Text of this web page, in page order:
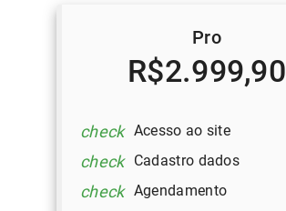
Pro
R$2.999,90
check Acesso ao site
check Cadastro dados
check Agendamento